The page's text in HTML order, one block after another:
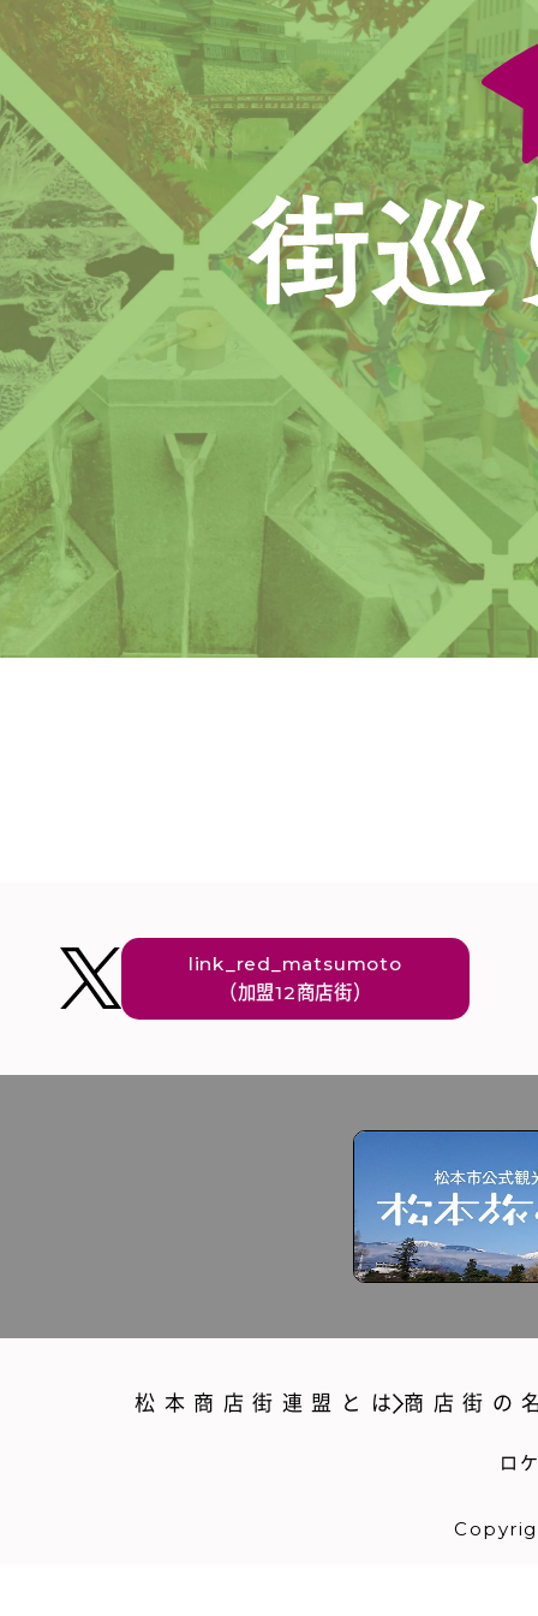
link_red_matsumoto
（加盟12商店街）
松本商店街連盟とは 商店街の
ロ